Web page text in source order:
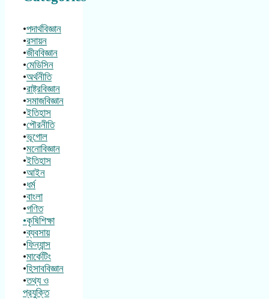
•পদার্থবিজ্ঞান
•রসায়ন
•জীববিজ্ঞান
•মেডিসিন
•অর্থনীতি
•রাষ্ট্রবিজ্ঞান
•সমাজবিজ্ঞান
•ইতিহাস
•পৌরনীতি
•ভূগোল
•মনোবিজ্ঞান
•ইতিহাস
•আইন
•ধর্ম
•বাংলা
•গণিত
•কৃষিশিক্ষা
•ব্যবসায়
•ফিন্যান্স
•মার্কেটিং
•হিসাববিজ্ঞান
•তথ্য ও
প্রযুক্তি